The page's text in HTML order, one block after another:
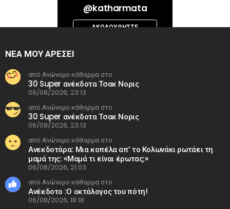
Thursday, 06-Aug-26 13:14:09 PDT. The current time is Friday, 07-Aug-
@katharmata
ΑΚΟΛΟΥΘΉΣΤΕ
ΝΕΑ ΜΟΥ ΑΡΕΣΕΙ
από Ανώνυμο κάθαρμα στο
30 Super ανέκδοτα Τσακ Νορις
06/08/2026, 23:13
από Ανώνυμο κάθαρμα στο
30 Super ανέκδοτα Τσακ Νορις
06/08/2026, 23:13
από Ανώνυμο κάθαρμα στο
Ανεκδοτάρα: Μια κοπέλα απ’ το Κολωνάκι ρωτάει τη
μαμά της: «Μαμά τι είναι έρωτας;»
06/08/2026, 21:03
από Ανώνυμο κάθαρμα στο
Ανέκδοτο :Ο οκτάλογος του πότη!
06/08/2026, 18:18